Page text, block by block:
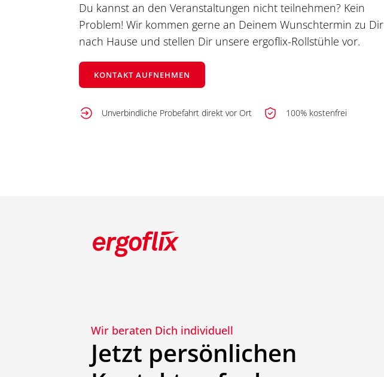
Du kannst an den Veranstaltungen nicht teilnehmen? Kein
Problem! Wir kommen gerne an Deinem Wunschtermin zu Dir
nach Hause und stellen Dir unsere ergoflix-Rollstühle vor.
KONTAKT AUFNEHMEN
Unverbindliche Probefahrt direkt vor Ort 100% kostenfrei
Wir beraten Dich individuell
Jetzt persönlichen